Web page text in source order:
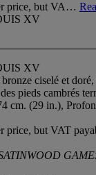
price, but VA…
XV
XV
ciselé et
pieds cambrés
cm. (29 in.),
but VAT